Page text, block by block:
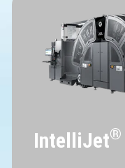
IntelliJet®